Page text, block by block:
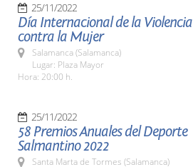
25/11/2022
Día Internacional de la Violencia
contra la Mujer
Salamanca (Salamanca)
Lugar: Plaza Mayor
Hora: 20:00 h.
25/11/2022
58 Premios Anuales del Deporte
Salmantino 2022
Santa Marta de Tormes (Salamanca)